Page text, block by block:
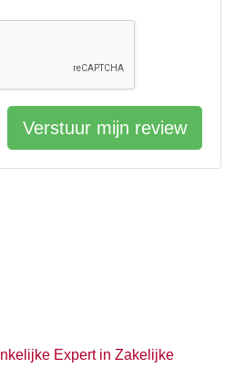
Expert in Zakelijke
Verstuur mijn review